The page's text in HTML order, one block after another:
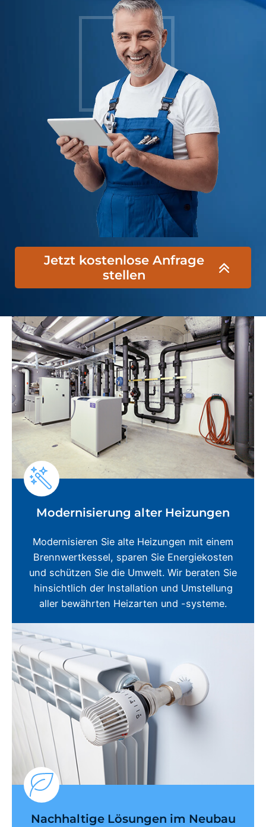
Jetzt kostenlose Anfrage
stellen
Modernisierung alter Heizungen
Modernisieren Sie alte Heizungen mit einem
Brennwertkessel, sparen Sie Energiekosten
und schützen Sie die Umwelt. Wir beraten Sie
hinsichtlich der Installation und Umstellung
aller bewährten Heizarten und -systeme.
Nachhaltige Lösungen im Neubau